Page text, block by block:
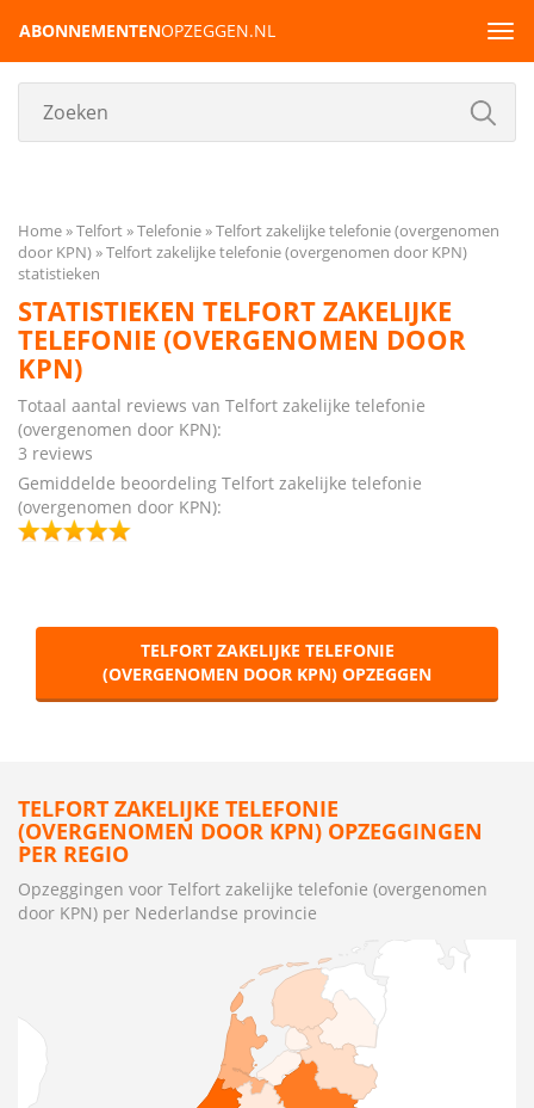
ABONNEMENTENOPZEGGEN.NL
Home Telfort Telefonie
Telfort zakelijke telefonie (overgenomen
door KPN)
Telfort zakelijke telefonie (overgenomen door KPN)
statistieken
STATISTIEKEN TELFORT ZAKELIJKE
TELEFONIE (OVERGENOMEN DOOR
KPN)
Totaal aantal reviews van Telfort zakelijke telefonie
(overgenomen door KPN):
3 reviews
Gemiddelde beoordeling Telfort zakelijke telefonie
(overgenomen door KPN):
TELFORT ZAKELIJKE TELEFONIE
(OVERGENOMEN DOOR KPN) OPZEGGEN
TELFORT ZAKELIJKE TELEFONIE
(OVERGENOMEN DOOR KPN) OPZEGGINGEN
PER REGIO
Opzeggingen voor Telfort zakelijke telefonie (overgenomen
door KPN) per Nederlandse provincie